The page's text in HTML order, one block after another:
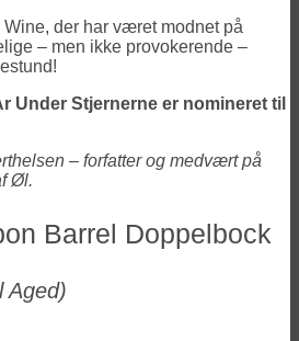
der har været modnet på
– men ikke provokerende –
Under Stjernerne er nomineret til
– forfatter og medvært på
Øl.
Barrel Doppelbock
Aged)